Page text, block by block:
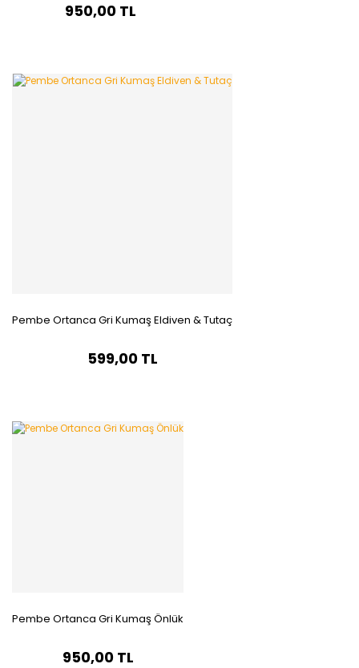
950,00 TL
Pembe Ortanca Gri Kumaş Eldiven & Tutaç
599,00 TL
Pembe Ortanca Gri Kumaş Önlük
950,00 TL